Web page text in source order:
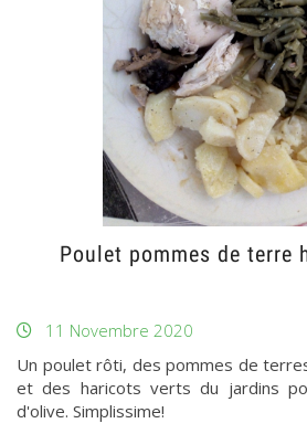
Poulet pommes de terre
11 Novembre 2020
Un poulet rôti, des pommes de
et des haricots verts du jardins
d'olive. Simplissime!